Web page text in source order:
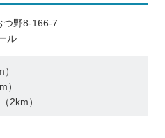
つ野8-166-7
ル
）
2km）